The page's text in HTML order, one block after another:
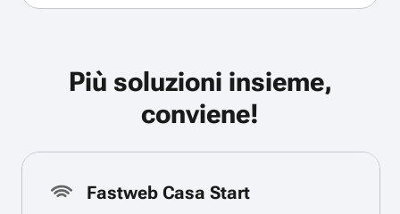
Più soluzioni insieme,
conviene!
Fastweb Casa Start